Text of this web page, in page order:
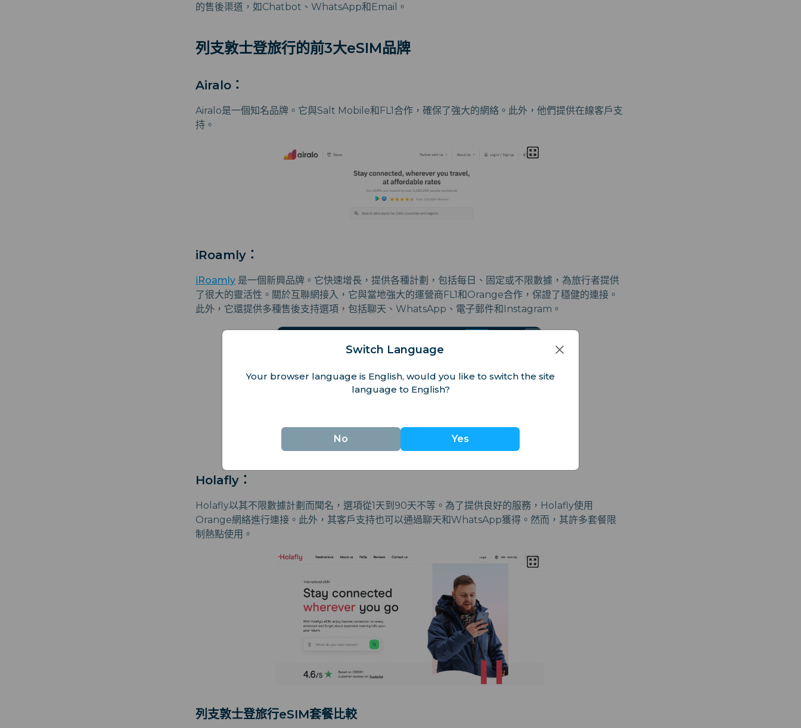
的售後渠道，如Chatbot、WhatsApp和Email。
列支敦士登旅行的前3大eSIM品牌
Airalo：
Airalo是一個知名品牌。它與Salt Mobile和FL1合作，確保了強大的網絡。此外，他們提供在線客戶支
持。
iRoamly：
iRoamly 是一個新興品牌。它快速增長，提供各種計劃，包括每日、固定或不限數據，為旅行者提供
了很大的靈活性。關於互聯網接入，它與當地強大的運營商FL1和Orange合作，保證了穩健的連接。
此外，它還提供多種售後支持選項，包括聊天、WhatsApp、電子郵件和Instagram。
Holafly：
Holafly以其不限數據計劃而聞名，選項從1天到90天不等。為了提供良好的服務，Holafly使用
Orange網絡進行連接。此外，其客戶支持也可以通過聊天和WhatsApp獲得。然而，其許多套餐限
制熱點使用。
列支敦士登旅行eSIM套餐比較
Switch Language
Your browser language is English, would you like to switch the site
language to English?
No Yes